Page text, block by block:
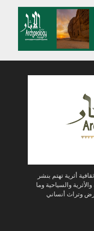
أثرية تهتم بنشر
والسياحية وما
وتراث أنساني